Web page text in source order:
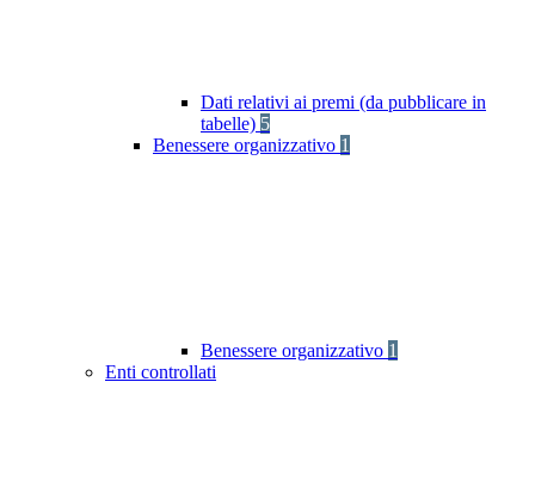
Dati relativi ai premi (da pubblicare in
tabelle) 5
Benessere organizzativo 1
Benessere organizzativo 1
Enti controllati